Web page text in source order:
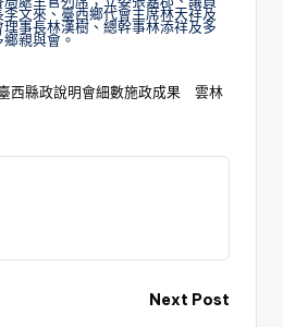
文來、臺西鄉代會主席林天祥及
事長林漢樹、總幹事林添祥及多
親與會。
西縣政說明會細數施政成果 雲林
Next Post